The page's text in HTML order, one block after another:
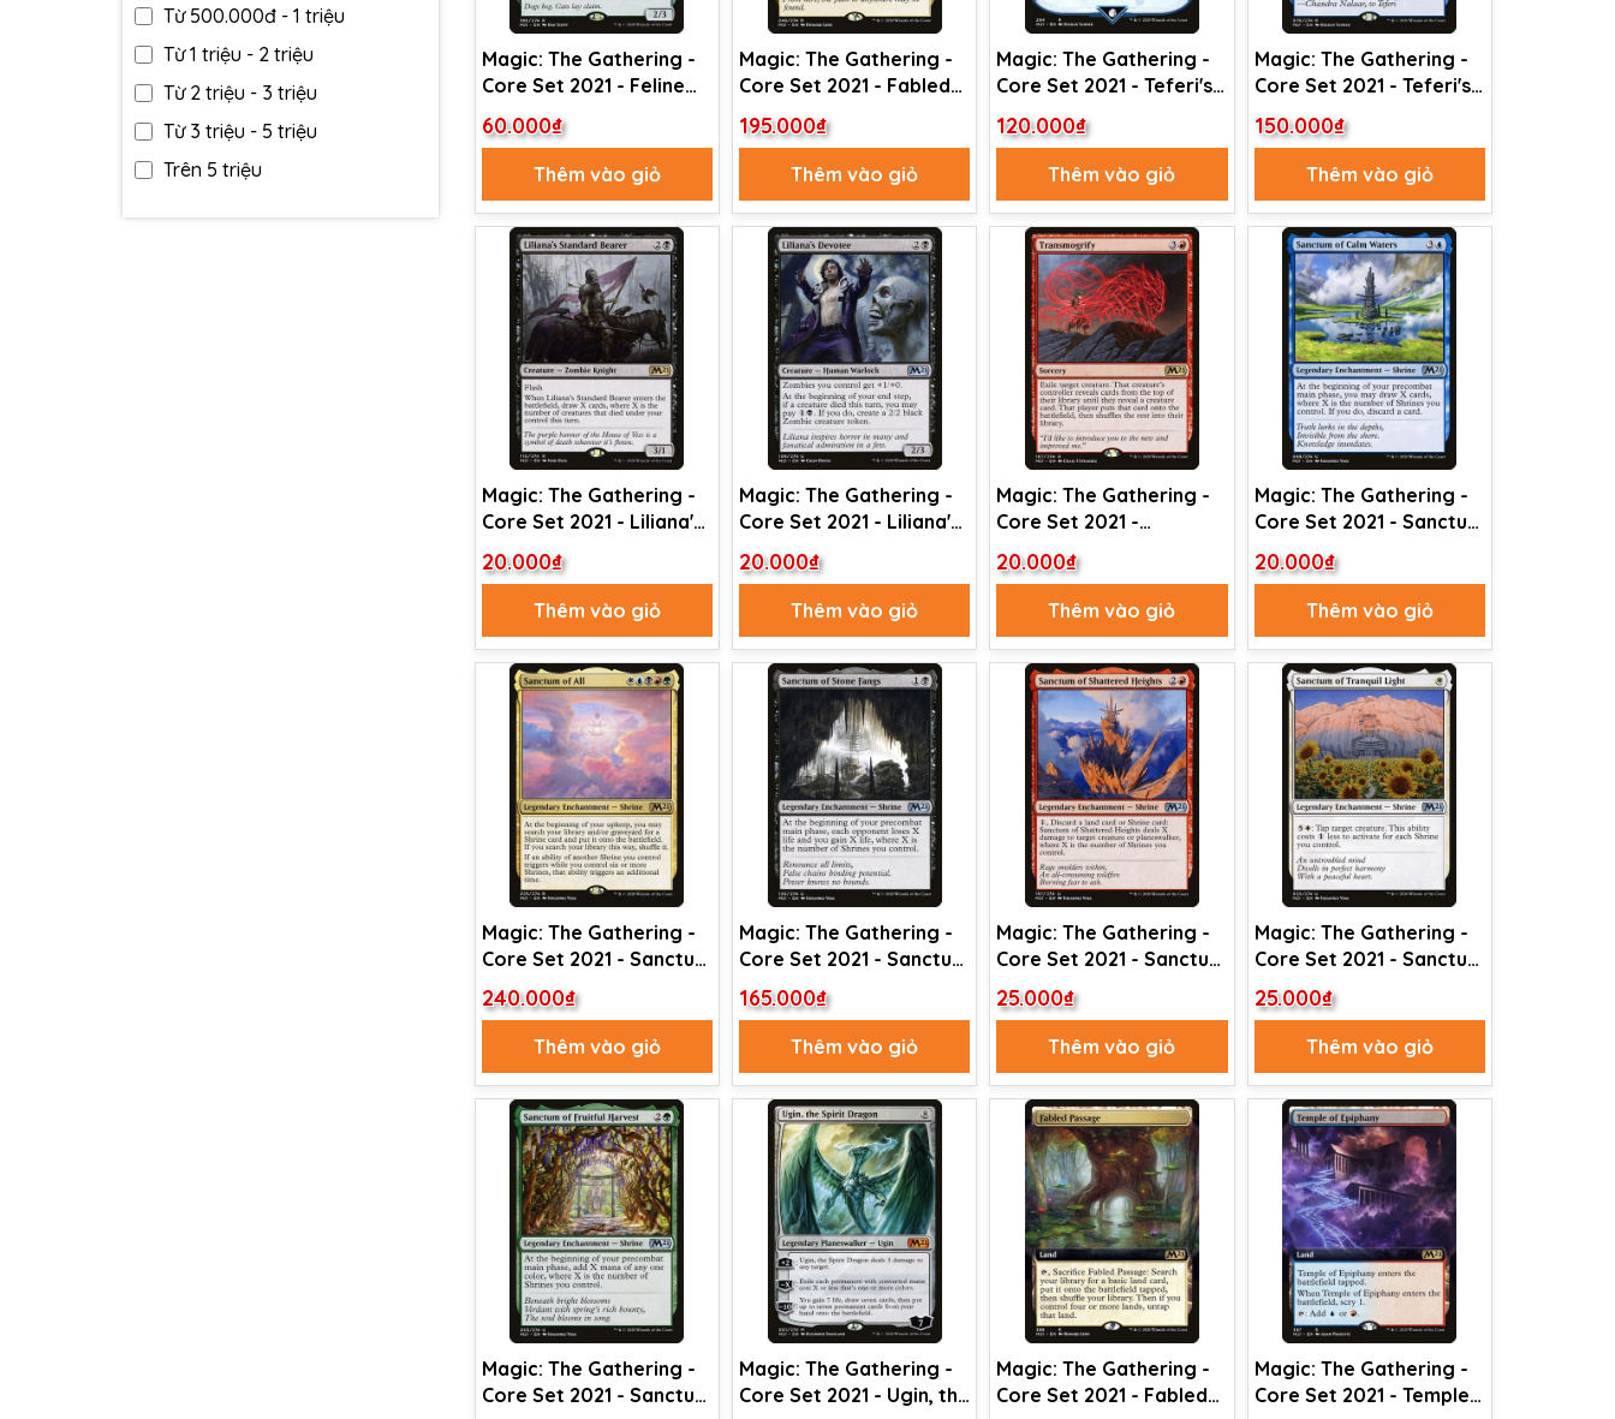
Từ 500.000đ - 1 triệu
Từ 1 triệu - 2 triệu
Từ 2 triệu - 3 triệu
Từ 3 triệu - 5 triệu
Trên 5 triệu
Magic: The Gathering -
Core Set 2021 - Feline
Sovereign (180)
60.000₫
Thêm vào giỏ
Magic: The Gathering -
Core Set 2021 - Fabled
Passage (246)
195.000₫
Thêm vào giỏ
Magic: The Gathering -
Core Set 2021 - Teferi's
Ageless Insight (294)
120.000₫
Thêm vào giỏ
Magic: The Gathering -
Core Set 2021 - Teferi's
Ageless Insight (76)
150.000₫
Thêm vào giỏ
Magic: The Gathering -
Core Set 2021 - Liliana's
Standard Bearer (110)
20.000₫
Thêm vào giỏ
Magic: The Gathering -
Core Set 2021 - Liliana's
Devotee (109)
20.000₫
Thêm vào giỏ
Magic: The Gathering -
Core Set 2021 -
Transmogrify (167)
20.000₫
Thêm vào giỏ
Magic: The Gathering -
Core Set 2021 - Sanctum
of Calm Waters (68)
20.000₫
Thêm vào giỏ
Magic: The Gathering -
Core Set 2021 - Sanctum
of All (225)
240.000₫
Thêm vào giỏ
Magic: The Gathering -
Core Set 2021 - Sanctum
of Stone Fangs (120)
165.000₫
Thêm vào giỏ
Magic: The Gathering -
Core Set 2021 - Sanctum
of Shattered Heights
(157)
25.000₫
Thêm vào giỏ
Magic: The Gathering -
Core Set 2021 - Sanctum
of Tranquil Light (33)
25.000₫
Thêm vào giỏ
Magic: The Gathering -
Core Set 2021 - Sanctum
Magic: The Gathering -
Core Set 2021 - Ugin, the
Magic: The Gathering -
Core Set 2021 - Fabled
Magic: The Gathering -
Core Set 2021 - Temple